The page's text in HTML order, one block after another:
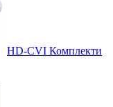
HD-CVI Комплекти